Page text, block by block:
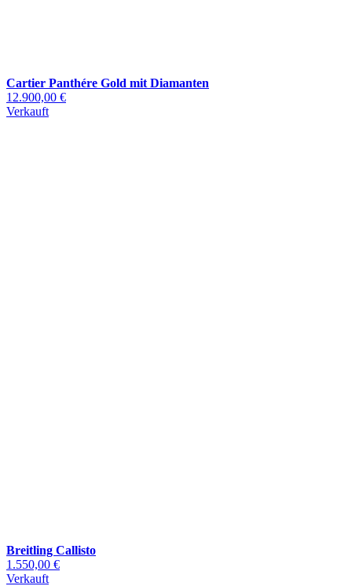
Cartier Panthére Gold mit Diamanten
12.900,00 €
Verkauft
Breitling Callisto
1.550,00 €
Verkauft